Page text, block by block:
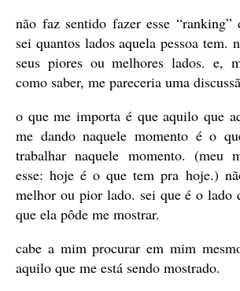
não faz sentido fazer esse “ranking”
sei quantos lados aquela pessoa tem.
seus piores ou melhores lados. e,
como saber, me pareceria uma
o que me importa é que aquilo que
me dando naquele momento é o
trabalhar naquele momento. (meu
esse: hoje é o que tem pra hoje.)
melhor ou pior lado. sei que é o lado
que ela pôde me mostrar.
cabe a mim procurar em mim
aquilo que me está sendo mostrado.